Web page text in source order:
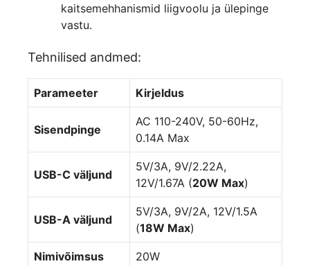
kaitsemehhanismid liigvoolu ja ülepinge
vastu.
Tehnilised andmed:
Parameeter Kirjeldus
Sisendpinge
AC 110-240V, 50-60Hz,
0.14A Max
USB-C väljund
5V/3A, 9V/2.22A,
12V/1.67A (20W Max)
USB-A väljund
5V/3A, 9V/2A, 12V/1.5A
(18W Max)
Nimivõimsus 20W